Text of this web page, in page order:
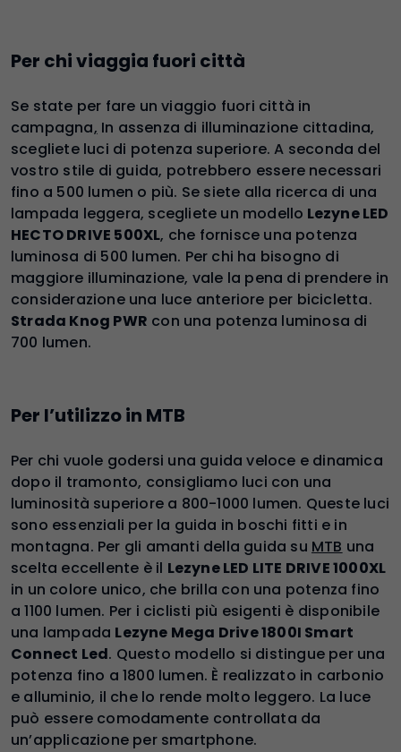
Per chi viaggia fuori città
Se state per fare un viaggio fuori città in
campagna, In assenza di illuminazione cittadina,
scegliete luci di potenza superiore. A seconda del
vostro stile di guida, potrebbero essere necessari
fino a 500 lumen o più. Se siete alla ricerca di una
lampada leggera, scegliete un modello Lezyne LED
HECTO DRIVE 500XL, che fornisce una potenza
luminosa di 500 lumen. Per chi ha bisogno di
maggiore illuminazione, vale la pena di prendere in
considerazione una luce anteriore per bicicletta.
Strada Knog PWR con una potenza luminosa di
700 lumen.
Per l’utilizzo in MTB
Per chi vuole godersi una guida veloce e dinamica
dopo il tramonto, consigliamo luci con una
luminosità superiore a 800-1000 lumen. Queste luci
sono essenziali per la guida in boschi fitti e in
montagna. Per gli amanti della guida su MTB una
scelta eccellente è il Lezyne LED LITE DRIVE 1000XL
in un colore unico, che brilla con una potenza fino
a 1100 lumen. Per i ciclisti più esigenti è disponibile
una lampada Lezyne Mega Drive 1800I Smart
Connect Led. Questo modello si distingue per una
potenza fino a 1800 lumen. È realizzato in carbonio
e alluminio, il che lo rende molto leggero. La luce
può essere comodamente controllata da
un’applicazione per smartphone.